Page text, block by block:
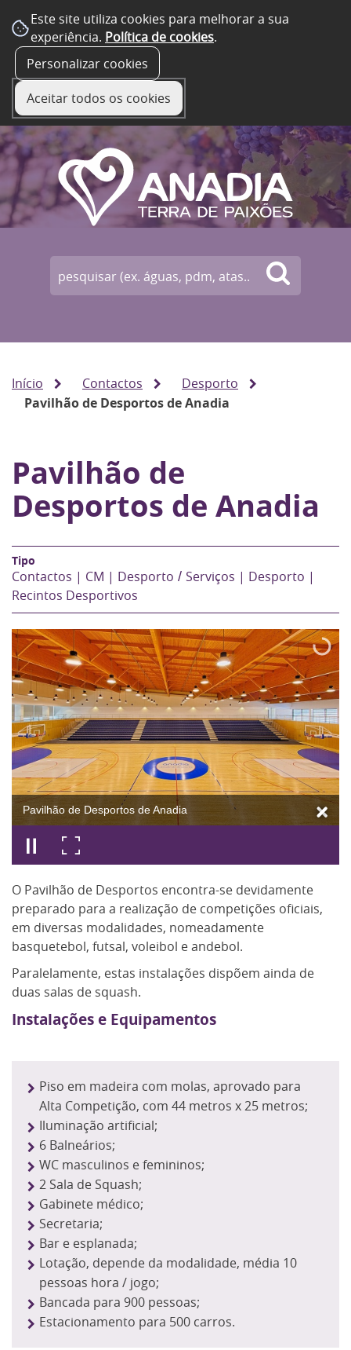
Este site utiliza cookies para melhorar a sua
experiência. Política de cookies.
Personalizar cookies
Aceitar todos os cookies
Início Contactos
Desporto
Pavilhão de Desportos de Anadia
Pavilhão de
Desportos de Anadia
Contactos | CM | Desporto
Serviços | Desporto |
Recintos Desportivos
Pavilhão de Desportos de Anadia
O Pavilhão de Desportos encontra-se devidamente
preparado para a realização de competições oficiais,
em diversas modalidades, nomeadamente
basquetebol, futsal, voleibol e andebol.
Paralelamente, estas instalações dispõem ainda de
duas salas de squash.
Instalações e Equipamentos
Piso em madeira com molas, aprovado para
Alta Competição, com 44 metros x 25 metros;
Iluminação artificial;
6 Balneários;
WC masculinos e femininos;
2 Sala de Squash;
Gabinete médico;
Secretaria;
Bar e esplanada;
Lotação, depende da modalidade, média 10
pessoas hora / jogo;
Bancada para 900 pessoas;
Estacionamento para 500 carros.